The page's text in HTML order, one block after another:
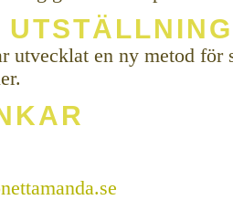
utvecklat en ny metod för